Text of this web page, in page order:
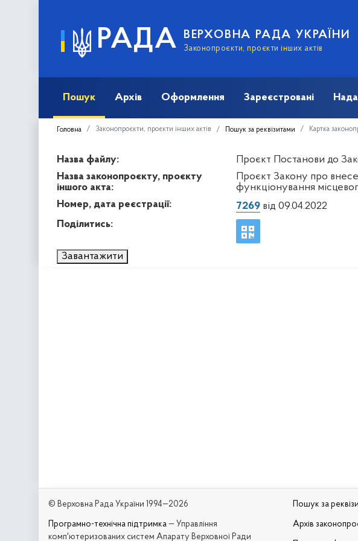
РАДА ВЕРХОВНА РАДА УКРАЇНИ
Законопроєкти, проєкти інших актів
Пошук Архів Оформлення Зареєстровані
Головна Законопроєкти, проєкти інших актів Пошук за реквізитами Картка
Назва файлу:
Проєкт Постанови до
Назва законопроєкту, проєкту
іншого акта:
Проєкт Закону про
функціонування
Номер, дата реєстрації:
7269від 09.04.2022
Поділитись:
Завантажити
© Верховна Рада України 1994—2026
Програмно-технічна підтримка — Управління
комп'ютеризованих систем Апарату Верховної Ради
Пошук за
Архів